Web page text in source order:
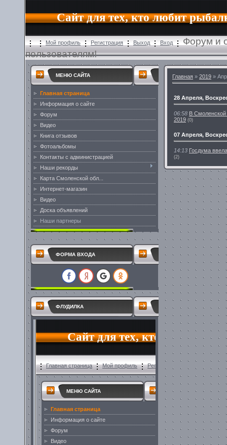
Сайт для тех, кто любит
Мой профиль Регистрация Выход Вход
Форум и
пользователям!
МЕНЮ САЙТА
Главная страница
Информация о сайте
Форум
Видео
Книга отзывов
Фотоальбомы
Контакты с администрацией
Наши рекорды
Карта Смоленской обл...
Интернет-магазин
Видео
Доска объявлений
Наши партнеры
ФОРМА ВХОДА
ФЛУДИЛКА
Главная » 2019 »
28 Апреля,
06:58 В Смоленской
2019 (0)
07 Апреля,
14:13 Госдума
(2)